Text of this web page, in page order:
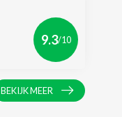
9.3/10
BEKIJK MEER